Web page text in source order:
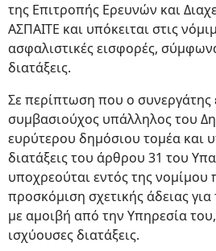
της Επιτροπής Ερευνών και
ΑΣΠΑΙΤΕ και υπόκειται στις
ασφαλιστικές εισφορές,
διατάξεις.
Σε περίπτωση που ο συνεργάτης
συμβασιούχος υπάλληλος του
ευρύτερου δημόσιου τομέα και
διατάξεις του άρθρου 31 του
υποχρεούται εντός της νομίμου
προσκόμιση σχετικής άδειας
με αμοιβή από την Υπηρεσία
ισχύουσες διατάξεις.